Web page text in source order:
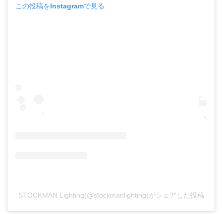
この投稿をInstagramで見る
STOCKMAN Lighting(@stockmanlighting)がシェアした投稿